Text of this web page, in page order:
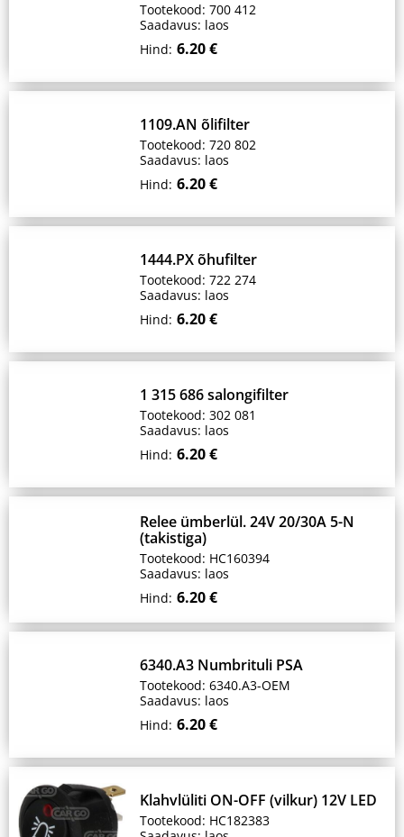
Tootekood: 700 412
Saadavus: laos
Hind: 6.20 €
1109.AN õlifilter
Tootekood: 720 802
Saadavus: laos
Hind: 6.20 €
1444.PX õhufilter
Tootekood: 722 274
Saadavus: laos
Hind: 6.20 €
1 315 686 salongifilter
Tootekood: 302 081
Saadavus: laos
Hind: 6.20 €
Relee ümberlül. 24V 20/30A 5-N
(takistiga)
Tootekood: HC160394
Saadavus: laos
Hind: 6.20 €
6340.A3 Numbrituli PSA
Tootekood: 6340.A3-OEM
Saadavus: laos
Hind: 6.20 €
Klahvlüliti ON-OFF (vilkur) 12V LED
Tootekood: HC182383